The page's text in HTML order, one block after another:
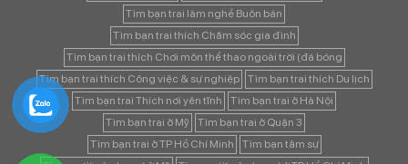
Tìm bạn trai làm nghề Buôn bán
Tìm bạn trai thích Chăm sóc gia đình
Tìm bạn trai thích Chơi môn thể thao ngoài trời (đá bóng
Tìm bạn trai thích Công việc & sự nghiệp
Tìm bạn trai thích Du lịch
Tìm bạn trai Thích nơi yên tĩnh
Tìm bạn trai ở Hà Nội
Tìm bạn trai ở Mỹ
Tìm bạn trai ở Quận 3
Tìm bạn trai ở TP Hồ Chí Minh
Tìm bạn tâm sự